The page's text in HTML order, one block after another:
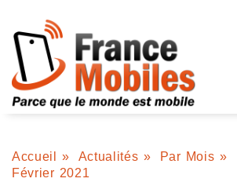
Accueil » Actualités » Par Mois »
Février 2021